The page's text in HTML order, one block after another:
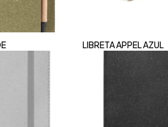
LIBRETA APPEL AZUL